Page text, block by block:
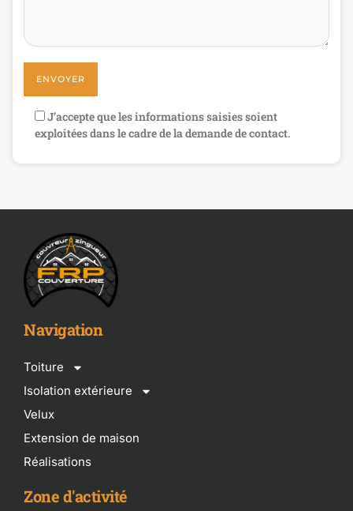
J’accepte que les informations saisies soient
exploitées dans le cadre de la demande de contact.
Navigation
Toiture
Isolation extérieure
Velux
Extension de maison
Réalisations
Zone d'activité